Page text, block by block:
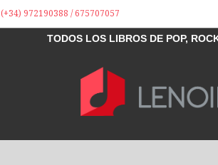
(+34) 972190388 / 675707057
TODOS LOS LIBROS DE POP,